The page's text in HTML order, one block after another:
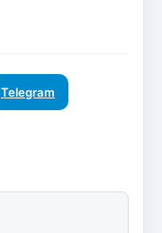
Telegram